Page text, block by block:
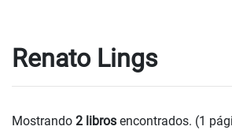
Renato Lings
Mostrando 2 libros encontrados. (1